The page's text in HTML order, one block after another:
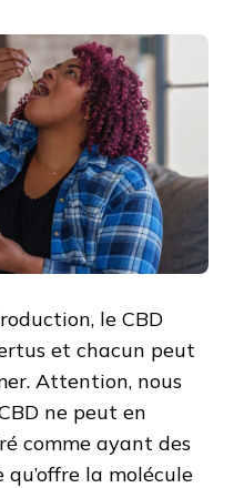
le CBD
et chacun peut
Attention, nous
ne peut en
comme ayant des
la molécule